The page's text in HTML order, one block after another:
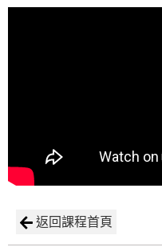
返回課程首頁